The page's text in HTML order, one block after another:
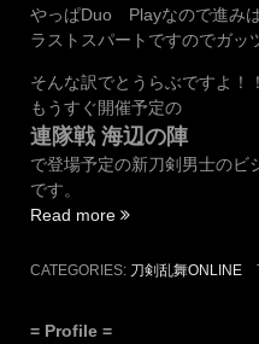
やっぱDuo Playなので進み
ラストスパートですのでガッ
そんな訳でとうらぶですよ！！
もうすぐ開催予定の
連隊戦 海辺の陣
で登場予定の新刀剣男士のビ
です。
Read more “【2020
連
CATEGORIES: 刀剣乱舞ONLINE
= Profile =